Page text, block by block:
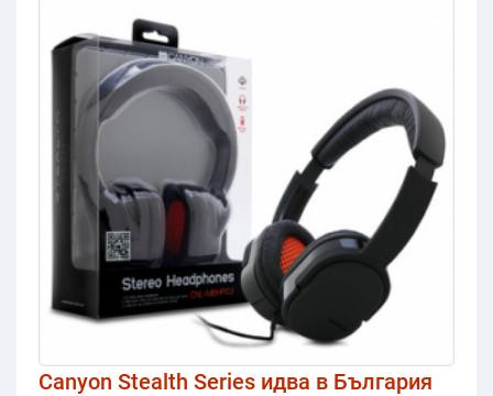
Canyon Stealth Series идва в България